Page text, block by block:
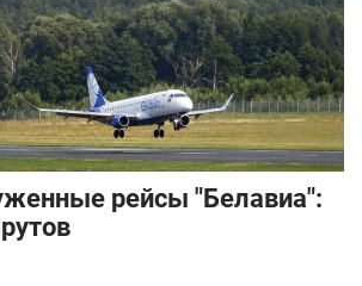
рейсы "Белавиа":